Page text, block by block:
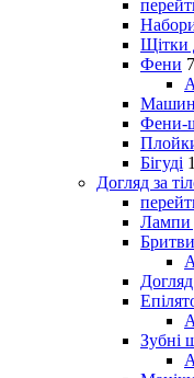
Щітки
Фени
Фени-
Бігуді
Догляд за
Лампи
Бритви
Догляд
Зубні